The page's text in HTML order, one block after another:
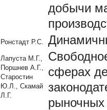
добычи
Ронстадт Р.С.
Лапуста М.Г.,
Поршнев А.Г.,
Старостин
Ю.Л., Скамай
Л.Г.
сферах
рыночных